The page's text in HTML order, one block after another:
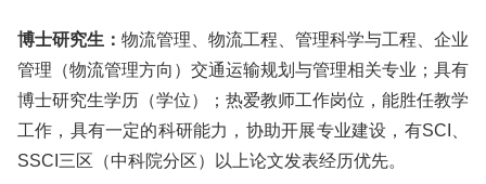
博士研究生： 物流管理、物流工程、管理科学与工程、企业
管理（物流管理方向）交通运输规划与管理相关专业；具有
博士研究生学历（学位）；热爱教师工作岗位，能胜任教学
工作，具有一定的科研能力，协助开展专业建设，有SCI、
SSCI三区（中科院分区）以上论文发表经历优先。